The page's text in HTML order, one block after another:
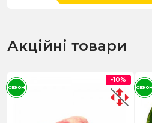
Акційні товари
-10%
СЕЗОН